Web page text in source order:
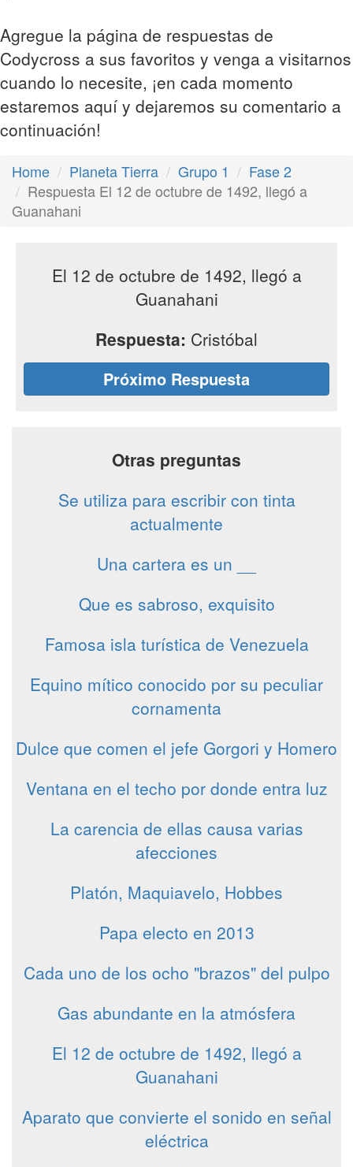
Agregue la página de respuestas de
Codycross a sus favoritos y venga a visitarnos
cuando lo necesite, ¡en cada momento
estaremos aquí y dejaremos su comentario a
continuación!
Home Planeta Tierra Grupo 1
Fase 2
Respuesta El 12 de octubre de 1492, llegó a
Guanahani
El 12 de octubre de 1492, llegó a
Guanahani
Respuesta: Cristóbal
Próximo Respuesta
Otras preguntas
Se utiliza para escribir con tinta
actualmente
Una cartera es un __
Que es sabroso, exquisito
Famosa isla turística de Venezuela
Equino mítico conocido por su peculiar
cornamenta
Dulce que comen el jefe Gorgori y Homero
Ventana en el techo por donde entra luz
La carencia de ellas causa varias
afecciones
Platón, Maquiavelo, Hobbes
Papa electo en 2013
Cada uno de los ocho "brazos" del pulpo
Gas abundante en la atmósfera
El 12 de octubre de 1492, llegó a
Guanahani
Aparato que convierte el sonido en señal
eléctrica